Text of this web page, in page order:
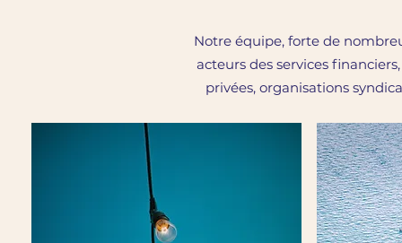
Notre équipe, forte de
acteurs des services
privées, organisations